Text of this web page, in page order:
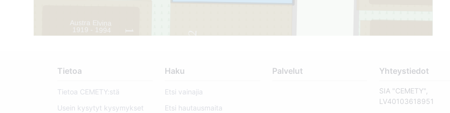
1 2
Austra Elviņa
1919 - 1994
Tietoa
Tietoa CEMETY:stä
Usein kysytyt kysymykset
Haku
Etsi vainajia
Etsi hautausmaita
Palvelut Yhteystiedot
SIA "CEMETY",
LV40103618951